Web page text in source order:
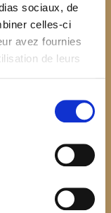
sociaux, de
celles-ci
avez fournies
de leurs